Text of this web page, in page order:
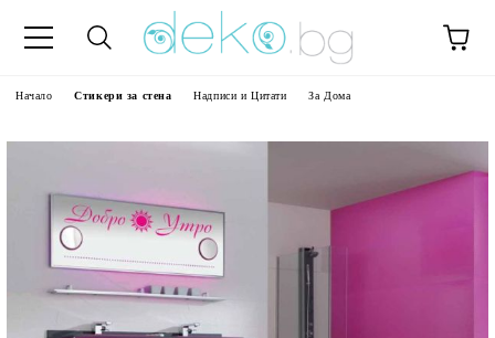
Начало Стикери за стена Надписи и Цитати За Дома